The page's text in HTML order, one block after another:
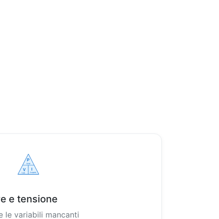
e tensione
le variabili mancanti